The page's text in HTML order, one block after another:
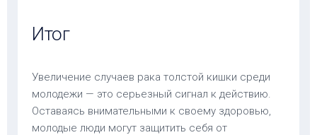
Итог
Увеличение случаев рака толстой кишки среди
молодежи — это серьезный сигнал к действию.
Оставаясь внимательными к своему здоровью,
молодые люди могут защитить себя от